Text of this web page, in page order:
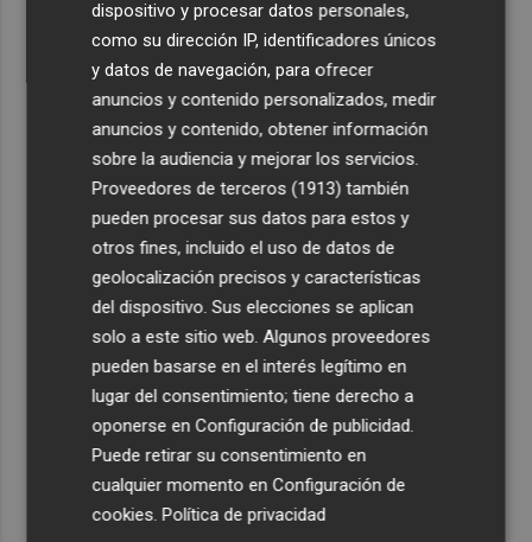
dispositivo y procesar datos personales,
como su dirección IP, identificadores únicos
y datos de navegación, para ofrecer
anuncios y contenido personalizados, medir
anuncios y contenido, obtener información
sobre la audiencia y mejorar los servicios.
Proveedores de terceros (1913) también
pueden procesar sus datos para estos y
otros fines, incluido el uso de datos de
geolocalización precisos y características
del dispositivo. Sus elecciones se aplican
solo a este sitio web. Algunos proveedores
pueden basarse en el interés legítimo en
lugar del consentimiento; tiene derecho a
oponerse enConfiguración de publicidad
Puede retirar su consentimiento en
cualquier momento enConfiguración de
cookies .Política de privacidad